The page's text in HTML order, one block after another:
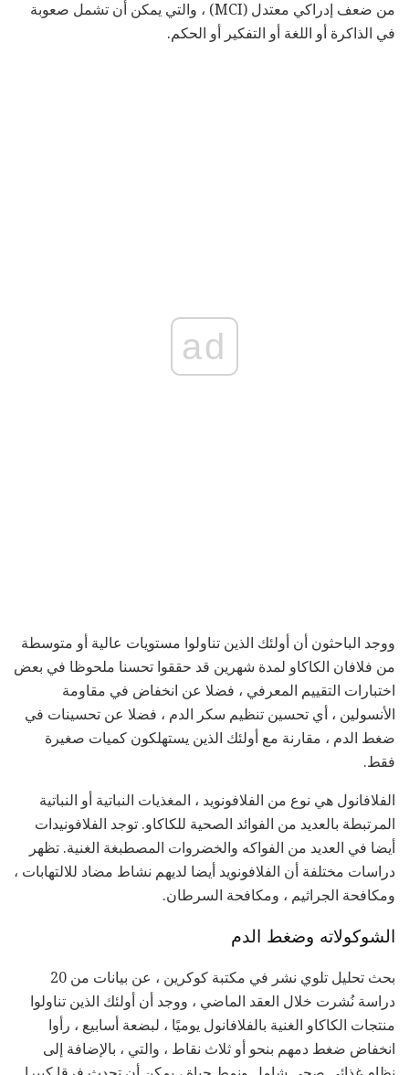
من ضعف إدراكي معتدل (MCI) ، والتي يمكن أن تشمل صعوبة
في الذاكرة أو اللغة أو التفكير أو الحكم.
ad
ووجد الباحثون أن أولئك الذين تناولوا مستويات عالية أو متوسطة
من فلافان الكاكاو لمدة شهرين قد حققوا تحسنا ملحوظا في بعض
اختبارات التقييم المعرفي ، فضلا عن انخفاض في مقاومة
الأنسولين ، أي تحسين تنظيم سكر الدم ، فضلا عن تحسينات في
ضغط الدم ، مقارنة مع أولئك الذين يستهلكون كميات صغيرة
فقط.
الفلافانول هي نوع من الفلافونويد ، المغذيات النباتية أو النباتية
المرتبطة بالعديد من الفوائد الصحية للكاكاو. توجد الفلافونيدات
أيضا في العديد من الفواكه والخضروات المصطبغة الغنية. تظهر
دراسات مختلفة أن الفلافونويد أيضا لديهم نشاط مضاد للالتهابات ،
ومكافحة الجراثيم ، ومكافحة السرطان.
الشوكولاته وضغط الدم
بحث تحليل تلوي نشر في مكتبة كوكرين ، عن بيانات من 20
دراسة نُشرت خلال العقد الماضي ، ووجد أن أولئك الذين تناولوا
منتجات الكاكاو الغنية بالفلافانول يوميًا ، لبضعة أسابيع ، رأوا
انخفاض ضغط دمهم بنحو أو ثلاث نقاط ، والتي ، بالإضافة إلى